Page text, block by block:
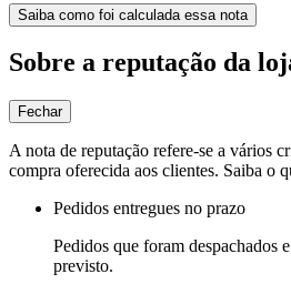
Saiba como foi calculada essa nota
Sobre a reputação da
Fechar
A nota de reputação refere-se a vários
compra oferecida aos clientes. Saiba o
Pedidos entregues no prazo
Pedidos que foram despachados
previsto.